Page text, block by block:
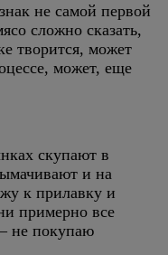
не самой первой
сложно сказать,
творится, может
может, еще
скупают в
и на
к прилавку и
примерно все
не покупаю